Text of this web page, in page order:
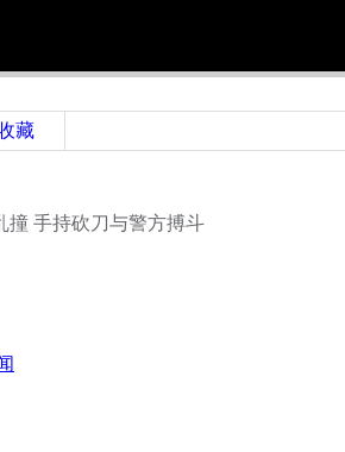
藏
手持砍刀与警方搏斗